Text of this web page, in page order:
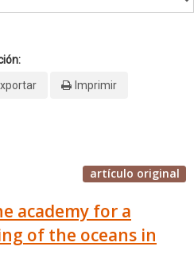
Imprimir
artículo original
academy for a
of the oceans in